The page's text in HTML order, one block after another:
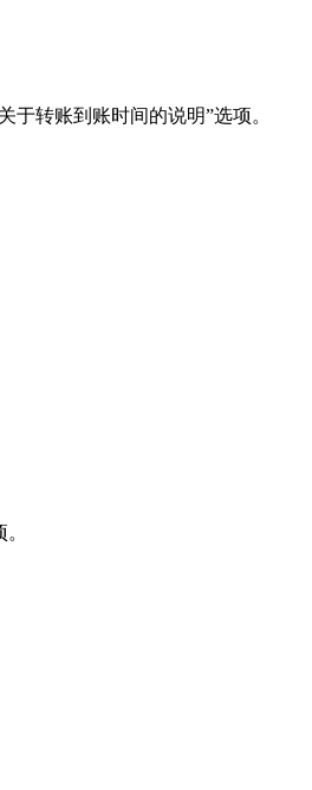
于转账到账时间的说明”选项。